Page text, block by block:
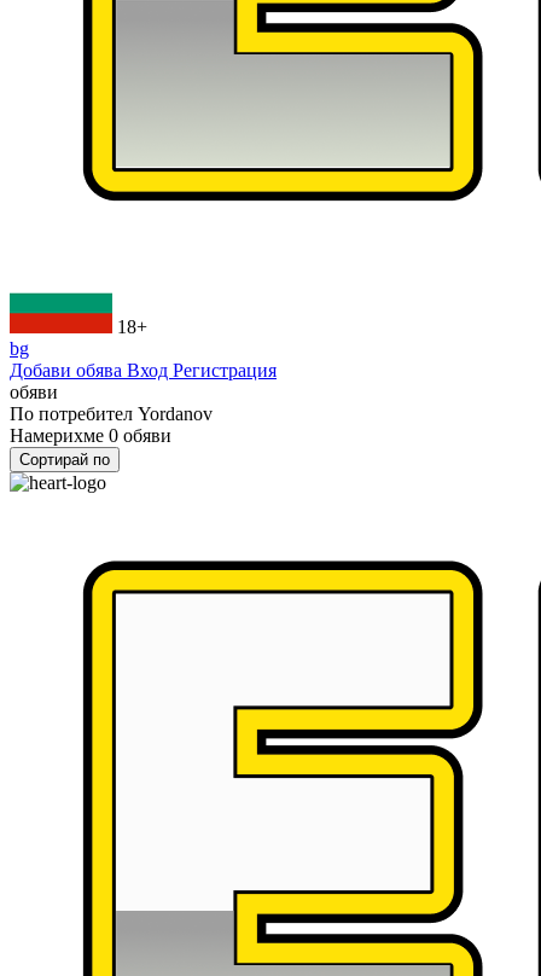
18+
bg
Добави обява Вход Регистрация
обяви
По потребител Yordanov
Намерихме 0 обяви
Сортирай по